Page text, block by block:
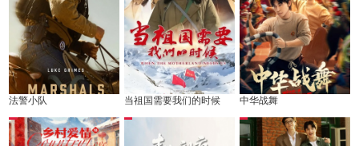
法警小队 当祖国需要我们的时候 中华战舞